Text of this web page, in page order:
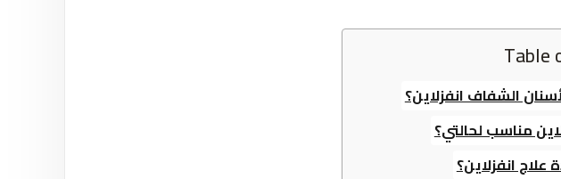
Table
الشفاف انفزلاين؟
مناسب لحالتي؟
انفزلاين؟